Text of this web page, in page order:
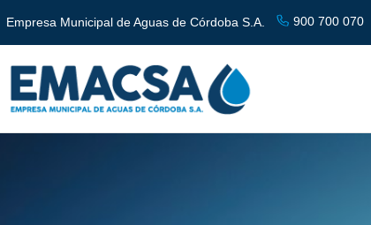
Empresa Municipal de Aguas de Córdoba S.A. 900 700 070